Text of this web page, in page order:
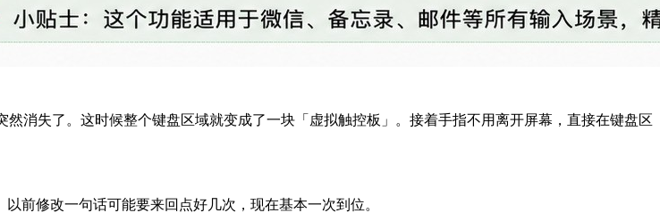
消失了。这时候整个键盘区域就变成了一块「虚拟触控板」。接着手指不用离开屏幕，直接在键盘区
前修改一句话可能要来回点好几次，现在基本一次到位。